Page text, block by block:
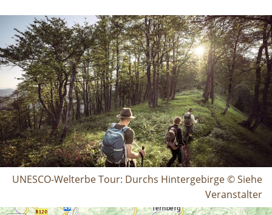
UNESCO-Welterbe Tour: Durchs Hintergebirge © Siehe
Veranstalter